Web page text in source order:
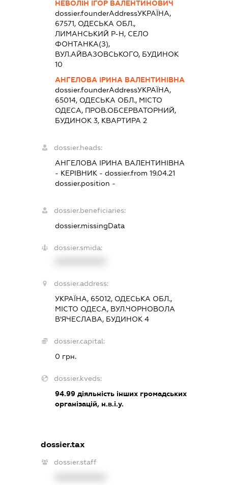
НЕВОЛІН ІГОР ВАЛЕНТИНОВИЧ
dossier.founderAddressУКРАЇНА,
67571, ОДЕСЬКА ОБЛ.,
ЛИМАНСЬКИЙ Р-Н, СЕЛО
ФОНТАНКА(З),
ВУЛ.АЙВАЗОВСЬКОГО, БУДИНОК
10
АНГЕЛОВА ІРИНА ВАЛЕНТИНІВНА
dossier.founderAddressУКРАЇНА,
65014, ОДЕСЬКА ОБЛ., МІСТО
ОДЕСА, ПРОВ.ОБСЕРВАТОРНИЙ,
БУДИНОК 3, КВАРТИРА 2
dossier.heads:
АНГЕЛОВА ІРИНА ВАЛЕНТИНІВНА
- КЕРІВНИК - dossier.from 19.04.21
dossier.position -
dossier.beneficiaries:
dossier.missingData
dossier.smida:
dossier.address:
УКРАЇНА, 65012, ОДЕСЬКА ОБЛ.,
МІСТО ОДЕСА, ВУЛ.ЧОРНОВОЛА
В'ЯЧЕСЛАВА, БУДИНОК 4
dossier.capital:
0 грн.
dossier.kveds:
94.99 діяльність інших громадських
організацій, н.в.і.у.
dossier.tax
dossier.staff